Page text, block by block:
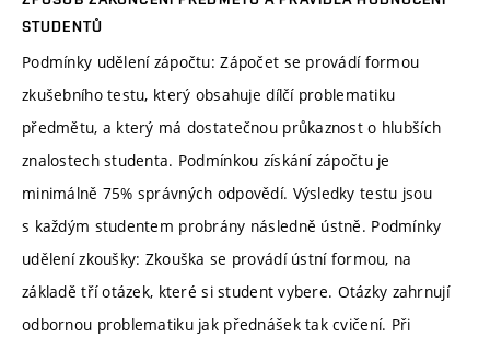
STUDENTŮ
Podmínky udělení zápočtu: Zápočet se provádí formou
zkušebního testu, který obsahuje dílčí problematiku
předmětu, a který má dostatečnou průkaznost o hlubších
znalostech studenta. Podmínkou získání zápočtu je
minimálně 75% správných odpovědí. Výsledky testu jsou
s každým studentem probrány následně ústně. Podmínky
udělení zkoušky: Zkouška se provádí ústní formou, na
základě tří otázek, které si student vybere. Otázky zahrnují
odbornou problematiku jak přednášek tak cvičení. Při